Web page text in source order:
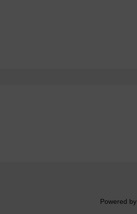
Powered by